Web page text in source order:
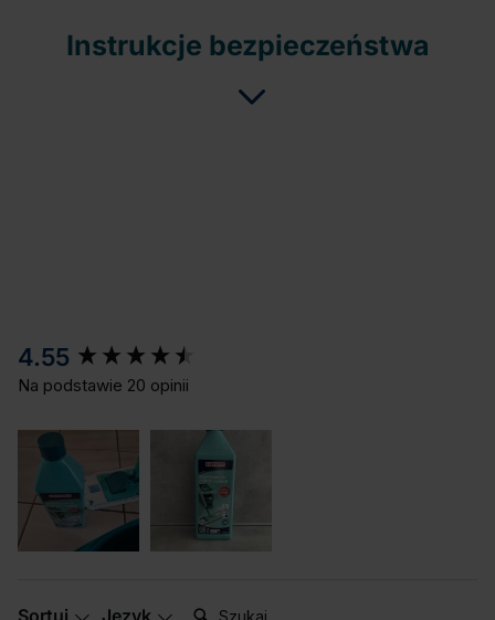
Instrukcje bezpieczeństwa
4.55
Na podstawie 20 opinii
Sortuj Język Szukaj:
New content loaded